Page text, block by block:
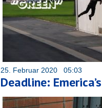
25. Februar 2020 05:03
Deadline: